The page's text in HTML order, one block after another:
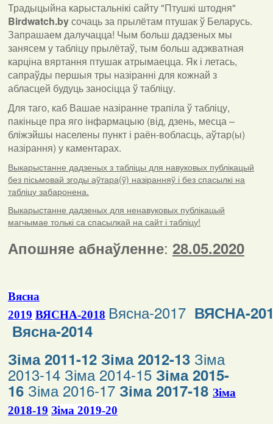
Традыцыйна карыстальнікі сайту "Птушкі штодня"
Birdwatch.byсочаць за прылётам птушак ў Беларусь.
Запрашаем далучацца! Чым больш дадзеных мы
занясем у табліцу прылётаў, тым больш адэкватная
карціна вяртання птушак атрымаецца. Як і летась,
сапраўды першыя тры назіранні для кожнай з
абласцей будуць заносіцца ў табліцу.
Для таго, каб Вашае назіранне трапіла ў табліцу,
пакіньце пра яго інфармацыю (від, дзень, месца –
бліжэйшы населены пункт і раён-вобласць, аўтар(ы)
назірання) у каментарах.
Выкарыстанне дадзеных з табліцы для навуковых публікацый
без пісьмовай згоды аўтара(ў) назіранняў і без спасылкі на
табліцу забаронена.
Выкарыстанне дадзеных для ненавуковых публікацый
магчымае толькі са спасылкай на сайт і табліцу!
Апошняе абнаўленне: 28.05.2020
Вясна
2019 ВЯСНА-2018 Вясна-2017 ВЯСНА-
Вясна-2014
Зіма 2011-12 Зіма 2012-13 Зіма
2013-14 Зіма 2014-15 Зіма 2015-
16 Зіма 2016-17 Зіма 2017-18 Зіма
2018-19 Зіма 2019-20